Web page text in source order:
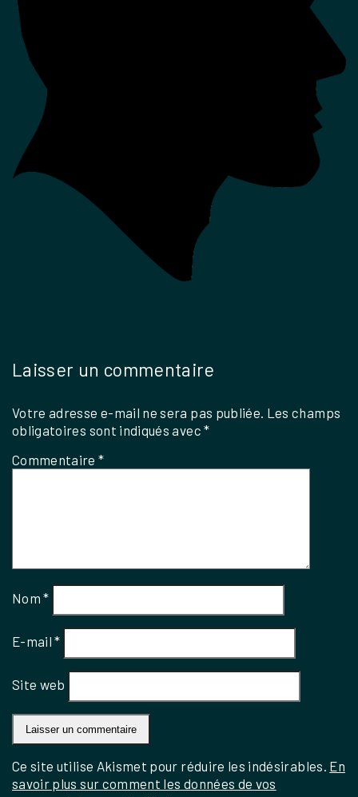
Laisser un commentaire
Votre adresse e-mail ne sera pas publiée. Les champs
obligatoires sont indiqués avec*
Commentaire*
Nom*
E-mail*
Site web
Ce site utilise Akismet pour réduire les indésirables. En
savoir plus sur comment les données de vos